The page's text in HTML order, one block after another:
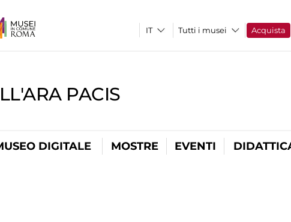
Tutti i musei Acquista
PACIS
DIGITALE MOSTRE EVENTI